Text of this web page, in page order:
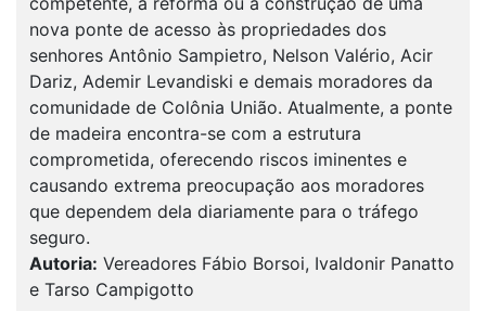
nova ponte de acesso às propriedades dos
senhores Antônio Sampietro, Nelson Valério, Acir
Dariz, Ademir Levandiski e demais moradores da
comunidade de Colônia União. Atualmente, a ponte
de madeira encontra-se com a estrutura
comprometida, oferecendo riscos iminentes e
causando extrema preocupação aos moradores
que dependem dela diariamente para o tráfego
seguro.
Autoria: Vereadores Fábio Borsoi, Ivaldonir Panatto
e Tarso Campigotto